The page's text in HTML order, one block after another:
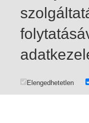
1-20 / insgesamt 39 Treffer
Elengedhetetlen